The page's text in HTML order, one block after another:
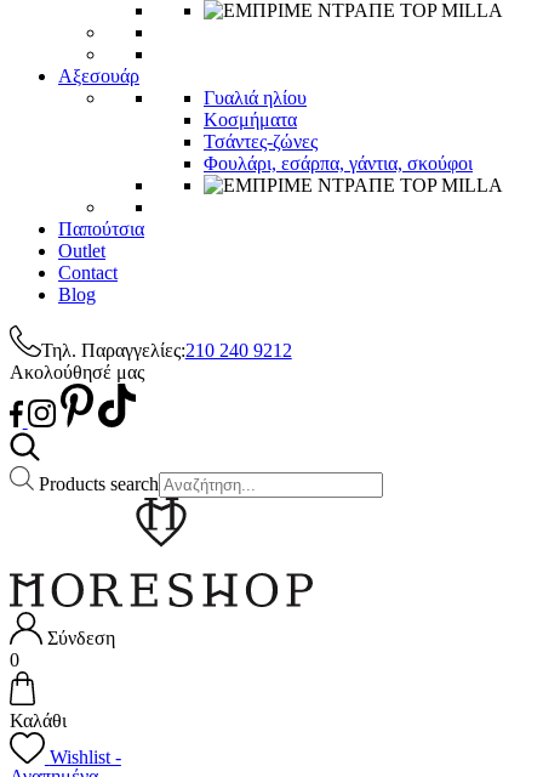
Αξεσουάρ
Γυαλιά ηλίου
Κοσμήματα
Τσάντες-ζώνες
Φουλάρι, εσάρπα, γάντια, σκούφοι
Παπούτσια
Outlet
Contact
Blog
Τηλ. Παραγγελίες:210 240 9212
Ακολούθησέ μας
Products search
Σύνδεση
0
Καλάθι
Wishlist -